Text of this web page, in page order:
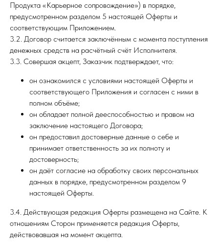
Продукта «Карьерное сопровождение») в порядке,
предусмотренном разделом 5 настоящей Оферты и
соответствующим Приложением.
3.2. Договор считается заключённым с момента поступления
денежных средств на расчётный счёт Исполнителя.
3.3. Совершая акцепт, Заказчик подтверждает, что:
он ознакомился с условиями настоящей Оферты и
соответствующего Приложения и согласен с ними в
полном объёме;
он обладает полной дееспособностью и правом на
заключение настоящего Договора;
он предоставил достоверные данные о себе и
принимает ответственность за их полноту и
достоверность;
он даёт согласие на обработку своих персональных
данных в порядке, предусмотренном разделом 9
настоящей Оферты.
3.4. Действующая редакция Оферты размещена на Сайте. К
отношениям Сторон применяется редакция Оферты,
действовавшая на момент акцепта.